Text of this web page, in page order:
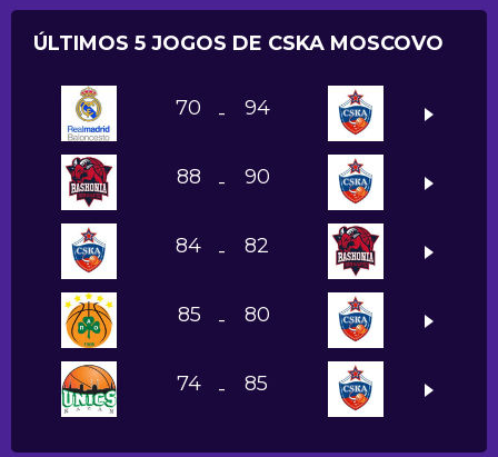
ÚLTIMOS 5 JOGOS DE CSKA MOSCOVO
70 - 94
88 - 90
84 - 82
85 - 80
74 - 85